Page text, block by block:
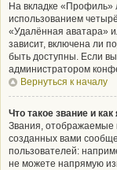
На вкладке «Профиль»
использованием
«Удалённая аватара»
зависит, включена ли
быть доступны. Если
администратором
Вернуться к началу
Что такое звание и
Звания, отображаемые
созданных вами
пользователей:
не можете напрямую